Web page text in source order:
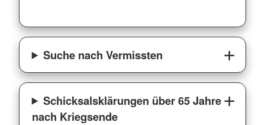
Suche nach Vermissten
Schicksalsklärungen über 65 Jahre
nach Kriegsende